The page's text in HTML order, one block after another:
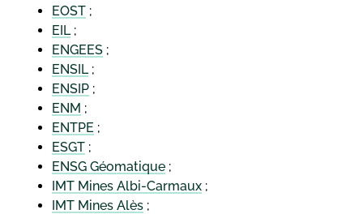
EOST ;
EIL;
ENGEES ;
ENSIL;
ENSIP ;
ENM ;
ENTPE ;
ESGT ;
ENSG Géomatique ;
IMT Mines Albi-Carmaux ;
IMT Mines Alès ;